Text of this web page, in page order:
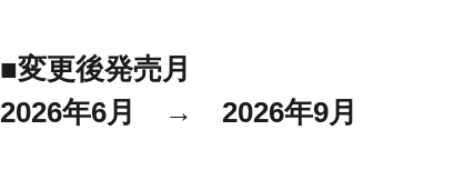
■変更後発売月
2026年6月 → 2026年9月